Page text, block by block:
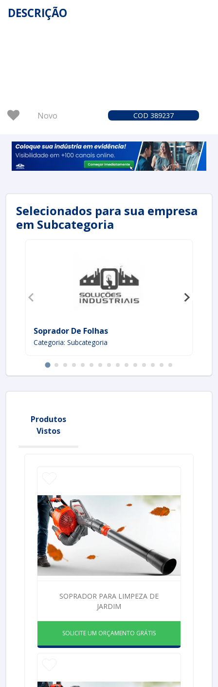
DESCRIÇÃO
Novo COD 389237
Selecionados para sua empresa
em Subcategoria
Soprador De Folhas
Categoria: Subcategoria
Produtos
Vistos
SOPRADOR PARA LIMPEZA DE
JARDIM
SOLICITE UM ORÇAMENTO GRÁTIS